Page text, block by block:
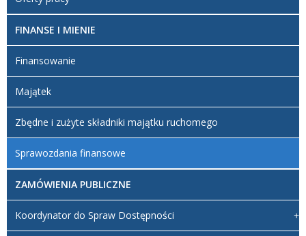
FINANSE I MIENIE
Finansowanie
Majątek
Zbędne i zużyte składniki majątku ruchomego
Sprawozdania finansowe
ZAMÓWIENIA PUBLICZNE
Koordynator do Spraw Dostępności